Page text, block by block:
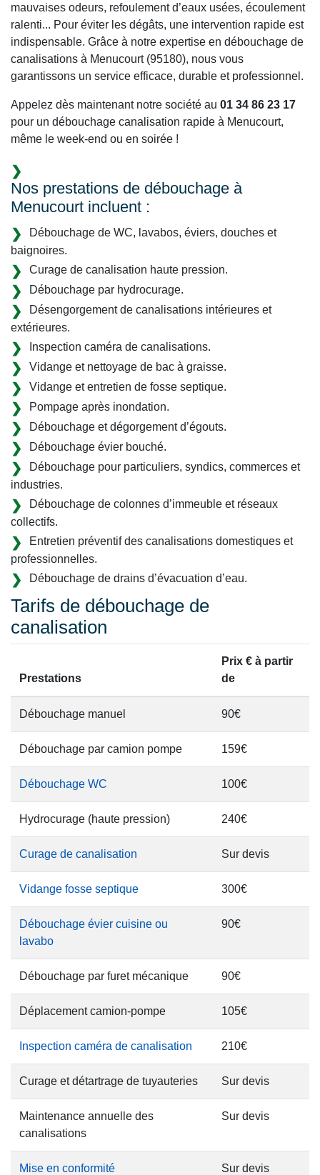
mauvaises odeurs, refoulement d’eaux usées, écoulement
ralenti... Pour éviter les dégâts, une intervention rapide est
indispensable. Grâce à notre expertise en débouchage de
canalisations à Menucourt (95180), nous vous
garantissons un service efficace, durable et professionnel.
Appelez dès maintenant notre société au 01 34 86 23 17
pour un débouchage canalisation rapide à Menucourt,
même le week-end ou en soirée !
Nos prestations de débouchage à
Menucourt incluent :
Débouchage de WC, lavabos, éviers, douches et
baignoires.
Curage de canalisation haute pression.
Débouchage par hydrocurage.
Désengorgement de canalisations intérieures et
extérieures.
Inspection caméra de canalisations.
Vidange et nettoyage de bac à graisse.
Vidange et entretien de fosse septique.
Pompage après inondation.
Débouchage et dégorgement d’égouts.
Débouchage évier bouché.
Débouchage pour particuliers, syndics, commerces et
industries.
Débouchage de colonnes d’immeuble et réseaux
collectifs.
Entretien préventif des canalisations domestiques et
professionnelles.
Débouchage de drains d’évacuation d’eau.
Tarifs de débouchage de
canalisation
Prestations
Prix € à partir
de
Débouchage manuel 90€
Débouchage par camion pompe 159€
Débouchage WC 100€
Hydrocurage (haute pression) 240€
Curage de canalisation Sur devis
Vidange fosse septique 300€
Débouchage évier cuisine ou
lavabo
90€
Débouchage par furet mécanique 90€
Déplacement camion-pompe 105€
Inspection caméra de canalisation 210€
Curage et détartrage de tuyauteries Sur devis
Maintenance annuelle des
canalisations
Sur devis
Mise en conformité Sur devis